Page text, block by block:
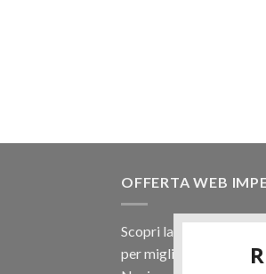
OFFERTA WEB
Scopri la nostra offerta
per migliaia di prodotti.